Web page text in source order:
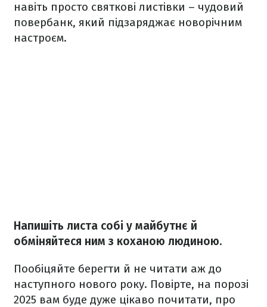
навіть просто святкові листівки – чудовий
повербанк, який підзаряджає новорічним
настроєм.
Напишіть листа собі у майбутнє й
обміняйтеся ним з коханою людиною.
Пообіцяйте берегти й не читати аж до
наступного нового року. Повірте, на порозі
2025 вам буде дуже цікаво почитати, про